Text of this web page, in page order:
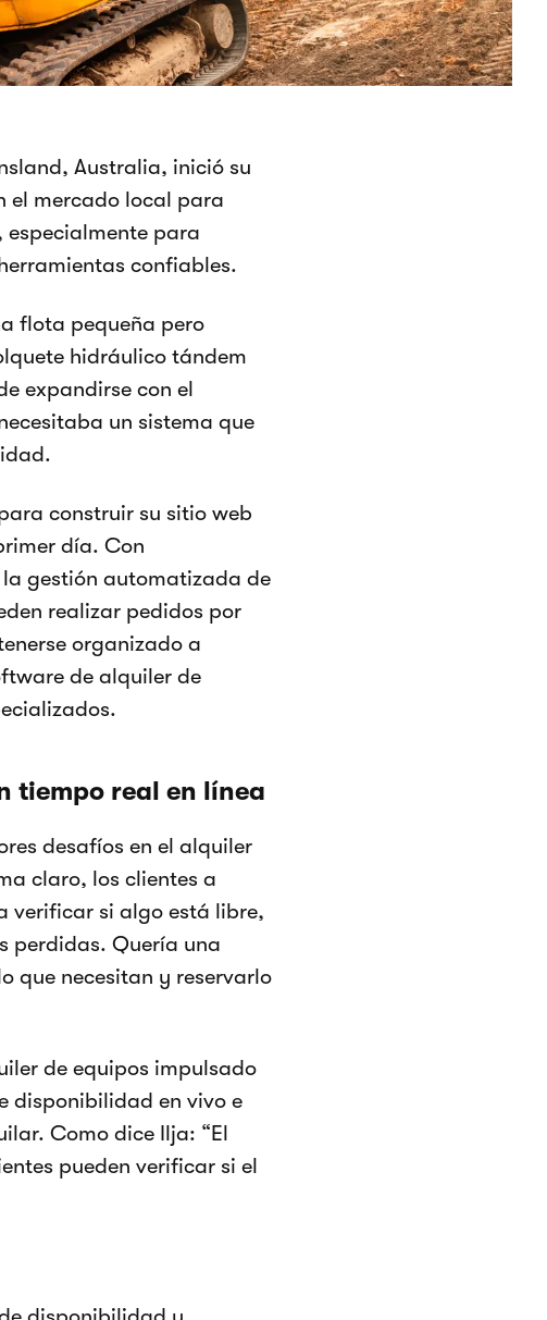
Australia, inició su
el mercado local para
para
confiables.
flota pequeña pero
hidráulico tándem
expandirse con el
un sistema que
construir su sitio web
día. Con
gestión automatizada de
realizar pedidos por
organizado a
de alquiler de
tiempo real en línea
desafíos en el alquiler
claro, los clientes a
verificar si algo está libre,
perdidas. Quería una
que necesitan y reservarlo
de equipos impulsado
disponibilidad en vivo e
Como dice Ilja: “El
pueden verificar si el